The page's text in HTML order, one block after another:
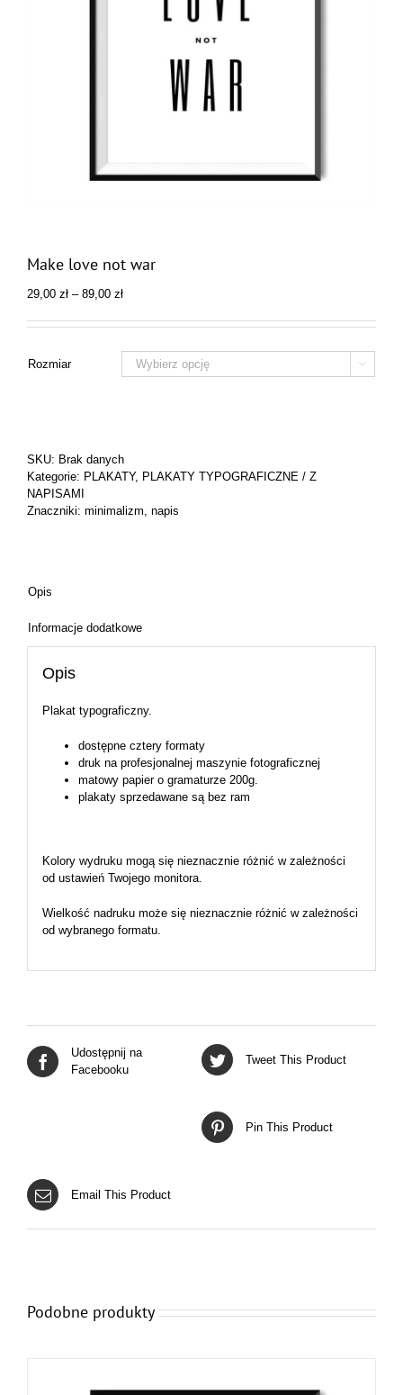
Make love not war
29,00 zł – 89,00 złZakres
od
89,00 zł
Rozmiar 
SKU: Brak danych
Kategorie: PLAKATY, PLAKATY TYPOGRAFICZNE / Z
NAPISAMI
Znaczniki: minimalizm, napis
Opis
Informacje dodatkowe
Opis
Plakat typograficzny.
dostępne cztery formaty
druk na profesjonalnej maszynie fotograficznej
matowy papier o gramaturze 200g.
plakaty sprzedawane są bez ram
Kolory wydruku mogą się nieznacznie różnić w zależności
od ustawień Twojego monitora.
Wielkość nadruku może się nieznacznie różnić w zależności
od wybranego formatu.
Udostępnij na
Facebooku
Tweet This Product
Pin This Product
Email This Product
Podobne produkty